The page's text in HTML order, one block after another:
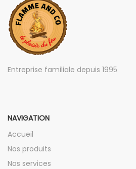
Entreprise familiale depuis 1995
NAVIGATION
Accueil
Nos produits
Nos services